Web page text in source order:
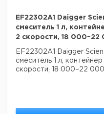
EF22302A1 Daigger
смеситель 1 л,
2 скорости, 18
EF22302A1 Daigger
смеситель 1 л,
скорости, 18 000–22